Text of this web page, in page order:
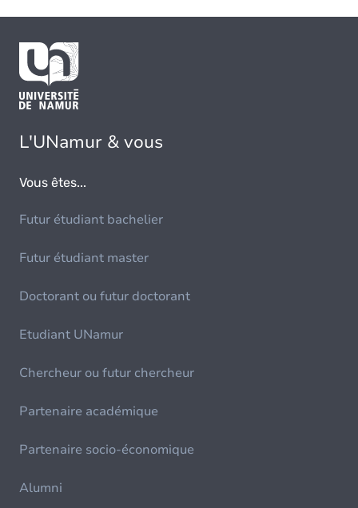
L'UNamur & vous
Vous êtes...
Futur étudiant bachelier
Futur étudiant master
Doctorant ou futur doctorant
Etudiant UNamur
Chercheur ou futur chercheur
Partenaire académique
Partenaire socio-économique
Alumni